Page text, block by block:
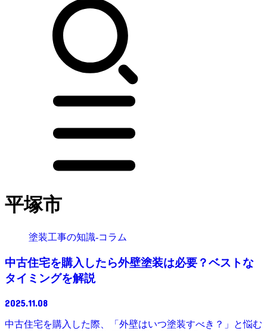
平塚市
塗装工事の知識-コラム
中古住宅を購入したら外壁塗装は必要？ベストな
タイミングを解説
2025.11.08
中古住宅を購入した際、「外壁はいつ塗装すべき？」と悩む